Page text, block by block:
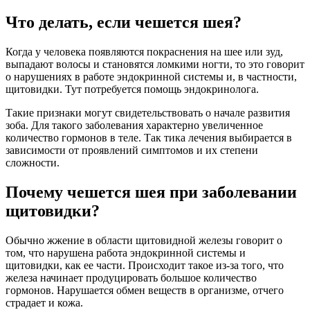
Что делать, если чешется шея?
Когда у человека появляются покраснения на шее или зуд,
выпадают волосы и становятся ломкими ногти, то это говорит
о нарушениях в работе эндокринной системы и, в частности,
щитовидки. Тут потребуется помощь эндокринолога.
Такие признаки могут свидетельствовать о начале развития
зоба. Для такого заболевания характерно увеличенное
количество гормонов в теле. Так тика лечения выбирается в
зависимости от проявлений симптомов и их степени
сложности.
Почему чешется шея при заболевании
щитовидки?
Обычно жжение в области щитовидной железы говорит о
том, что нарушена работа эндокринной системы и
щитовидки, как ее части. Происходит такое из-за того, что
железа начинает продуцировать большое количество
гормонов. Нарушается обмен веществ в организме, отчего
страдает и кожа.